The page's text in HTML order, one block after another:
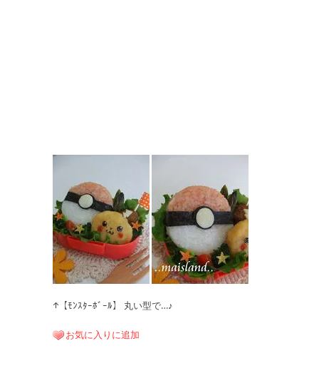
↑【ﾓﾝｽﾀｰﾎﾞｰﾙ】 丸い型で…♪
お気に入りに追加